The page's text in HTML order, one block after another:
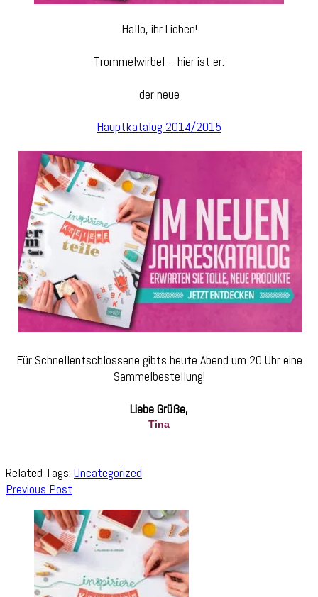
Hallo, ihr Lieben!
Trommelwirbel – hier ist er:
der neue
Hauptkatalog 2014/2015
Für Schnellentschlossene gibts heute Abend um 20 Uhr eine
Sammelbestellung!
Liebe Grüße,
Tina
Related Tags: Uncategorized
Post
Previous Post